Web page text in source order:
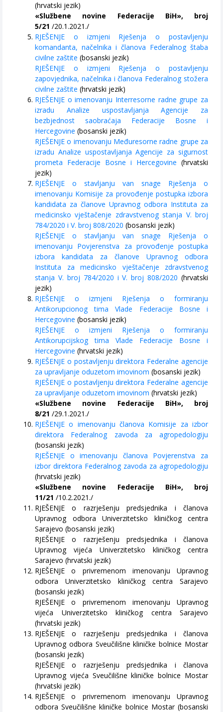
(hrvatski jezik)
«Službene novine Federacije BiH», broj
5/21 /20.1.2021./
RJEŠENJE o izmjeni Rješenja o postavljenju
komandanta, načelnika i članova Federalnog štaba
civilne zaštite (bosanski jezik)
RJEŠENJE o izmjeni Rješenja o postavljenju
zapovjednika, načelnika i članova Federalnog stožera
civilne zaštite (hrvatski jezik)
RJEŠENJE o imenovanju Interresorne radne grupe za
izradu Analize uspostavljanja Agencije za
bezbjednost saobraćaja Federacije Bosne i
Hercegovine (bosanski jezik)
RJEŠENJE o imenovanju Međuresorne radne grupe za
izradu Analize uspostavljanja Agencije za sigurnost
prometa Federacije Bosne i Hercegovine (hrvatski
jezik)
RJEŠENJE o stavljanju van snage Rješenja o
imenovanju Komisije za provođenje postupka izbora
kandidata za članove Upravnog odbora Instituta za
medicinsko vještačenje zdravstvenog stanja V. broj
784/2020 i V. broj 808/2020 (bosanski jezik)
RJEŠENJE o stavljanju van snage Rješenja o
imenovanju Povjerenstva za provođenje postupka
izbora kandidata za članove Upravnog odbora
Instituta za medicinsko vještačenje zdravstvenog
stanja V. broj 784/2020 i V. broj 808/2020 (hrvatski
jezik)
RJEŠENJE o izmjeni Rješenja o formiranju
Antikorupcionog tima Vlade Federacije Bosne i
Hercegovine (bosanski jezik)
RJEŠENJE o izmjeni Rješenja o formiranju
Antikorupcijskog tima Vlade Federacije Bosne i
Hercegovine (hrvatski jezik)
RJEŠENJE o postavljenju direktora Federalne agencije
za upravljanje oduzetom imovinom (bosanski jezik)
RJEŠENJE o postavljenju direktora Federalne agencije
za upravljanje oduzetom imovinom (hrvatski jezik)
«Službene novine Federacije BiH», broj
8/21 /29.1.2021./
RJEŠENJE o imenovanju članova Komisije za izbor
direktora Federalnog zavoda za agropedologiju
(bosanski jezik)
RJEŠENJE o imenovanju članova Povjerenstva za
izbor direktora Federalnog zavoda za agropedologiju
(hrvatski jezik)
«Službene novine Federacije BiH», broj
11/21 /10.2.2021./
RJEŠENJE o razrješenju predsjednika i članova
Upravnog odbora Univerzitetsko kliničkog centra
Sarajevo (bosanski jezik)
RJEŠENJE o razrješenju predsjednika i članova
Upravnog vijeća Univerzitetsko kliničkog centra
Sarajevo (hrvatski jezik)
RJEŠENJE o privremenom imenovanju Upravnog
odbora Univerzitetsko kliničkog centra Sarajevo
(bosanski jezik)
RJEŠENJE o privremenom imenovanju Upravnog
vijeća Univerzitetsko kliničkog centra Sarajevo
(hrvatski jezik)
RJEŠENJE o razrješenju predsjednika i članova
Upravnog odbora Sveučilišne kliničke bolnice Mostar
(bosanski jezik)
RJEŠENJE o razrješenju predsjednika i članova
Upravnog vijeća Sveučilišne kliničke bolnice Mostar
(hrvatski jezik)
RJEŠENJE o privremenom imenovanju Upravnog
odbora Sveučilišne kliničke bolnice Mostar (bosanski